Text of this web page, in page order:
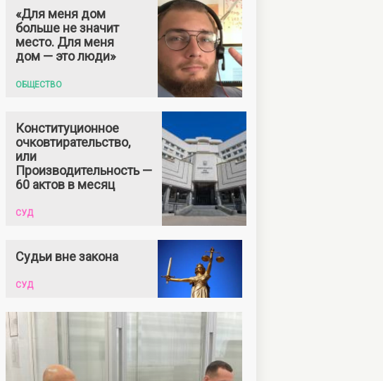
«Для меня дом
больше не значит
место. Для меня
дом — это люди»
ОБЩЕСТВО
Конституционное
очковтирательство,
или
Производительность —
60 актов в месяц
СУД
Судьи вне закона
СУД